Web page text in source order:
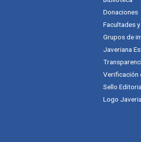
Donaciones
Facultades
Grupos de
Javeriana
Verificación
Sello
Logo